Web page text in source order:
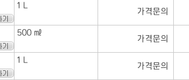
1 L
가격문의
500 ㎖
가격문의
1 L
가격문의